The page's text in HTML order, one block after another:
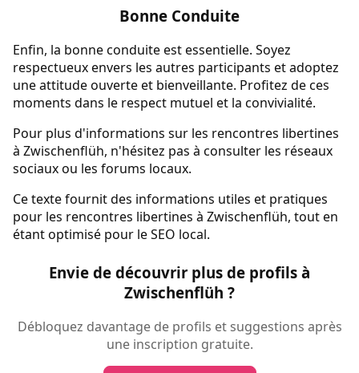
Bonne Conduite
Enfin, la bonne conduite est essentielle. Soyez
respectueux envers les autres participants et adoptez
une attitude ouverte et bienveillante. Profitez de ces
moments dans le respect mutuel et la convivialité.
Pour plus d'informations sur les rencontres libertines
à Zwischenflüh, n'hésitez pas à consulter les réseaux
sociaux ou les forums locaux.
Ce texte fournit des informations utiles et pratiques
pour les rencontres libertines à Zwischenflüh, tout en
étant optimisé pour le SEO local.
Envie de découvrir plus de profils à
Zwischenflüh ?
Débloquez davantage de profils et suggestions après
une inscription gratuite.